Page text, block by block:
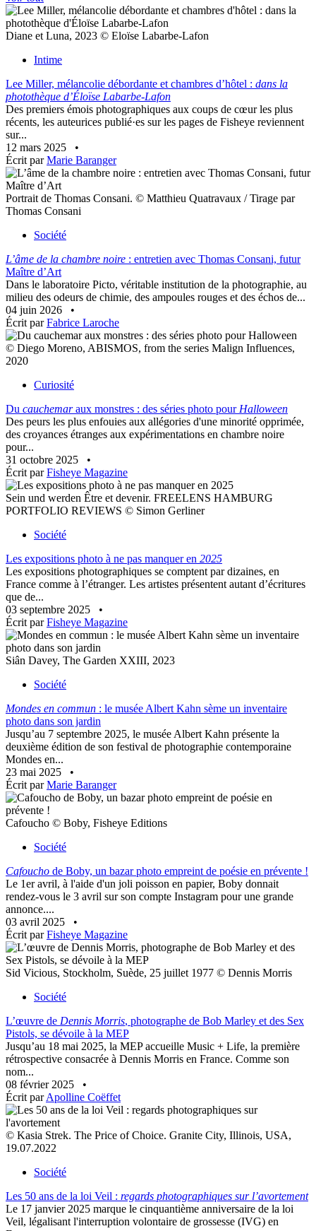
Diane et Luna, 2023 © Eloïse Labarbe-Lafon
Intime
Lee Miller, mélancolie débordante et chambres d’hôtel : dans la
photothèque d’Éloïse Labarbe-Lafon
Des premiers émois photographiques aux coups de cœur les plus
récents, les auteurices publié·es sur les pages de Fisheye reviennent
sur...
12 mars 2025
•
Écrit parMarie Baranger
Portrait de Thomas Consani. © Matthieu Quatravaux / Tirage par
Thomas Consani
Société
L’âme de la chambre noire : entretien avec Thomas Consani, futur
Maître d’Art
Dans le laboratoire Picto, véritable institution de la photographie, au
milieu des odeurs de chimie, des ampoules rouges et des échos de...
04 juin 2026
•
Écrit parFabrice Laroche
© Diego Moreno, ABISMOS, from the series Malign Influences,
2020
Curiosité
Du cauchemaraux monstres : des séries photo pour Halloween
Des peurs les plus enfouies aux allégories d'une minorité opprimée,
des croyances étranges aux expérimentations en chambre noire
pour...
31 octobre 2025
•
Écrit parFisheye Magazine
Sein und werden Être et devenir. FREELENS HAMBURG
PORTFOLIO REVIEWS © Simon Gerliner
Société
Les expositions photo à ne pas manquer en 2025
Les expositions photographiques se comptent par dizaines, en
France comme à l’étranger. Les artistes présentent autant d’écritures
que de...
03 septembre 2025
•
Écrit parFisheye Magazine
Siân Davey, The Garden XXIII, 2023
Société
Mondes en commun : le musée Albert Kahn sème un inventaire
photo dans son jardin
Jusqu’au 7 septembre 2025, le musée Albert Kahn présente la
deuxième édition de son festival de photographie contemporaine
Mondes en...
23 mai 2025
•
Écrit parMarie Baranger
Cafoucho © Boby, Fisheye Editions
Société
Cafoucho de Boby, un bazar photo empreint de poésie en prévente !
Le 1er avril, à l'aide d'un joli poisson en papier, Boby donnait
rendez-vous le 3 avril sur son compte Instagram pour une grande
annonce....
03 avril 2025
•
Écrit parFisheye Magazine
Sid Vicious, Stockholm, Suède, 25 juillet 1977 © Dennis Morris
Société
L’œuvre de Dennis Morris, photographe de Bob Marley et des Sex
Pistols, se dévoile à la MEP
Jusqu’au 18 mai 2025, la MEP accueille Music + Life, la première
rétrospective consacrée à Dennis Morris en France. Comme son
nom...
08 février 2025
•
Écrit parApolline Coëffet
© Kasia Strek. The Price of Choice. Granite City, Illinois, USA,
19.07.2022
Société
Les 50 ans de la loi Veil : regards photographiques sur l’avortement
Le 17 janvier 2025 marque le cinquantième anniversaire de la loi
Veil, légalisant l'interruption volontaire de grossesse (IVG) en